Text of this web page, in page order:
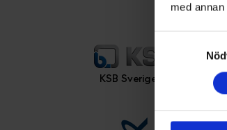
med
KSB Sverige AB